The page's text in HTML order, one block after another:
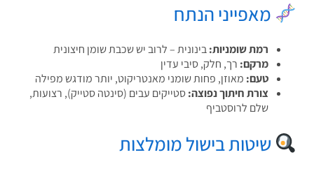
מאפייני הנתח
רמת שומניות:בינונית – לרוב יש שכבת שומן חיצונית
מרקם: רך, חלק, סיבי עדין
טעם: מאוזן, פחות שומני מאנטריקוט, יותר מודגש מפילה
צורת חיתוך נפוצה:סטייקים עבים (סינטה סטייק), רצועות,
שלם לרוסטביף
שיטות בישול מומלצות